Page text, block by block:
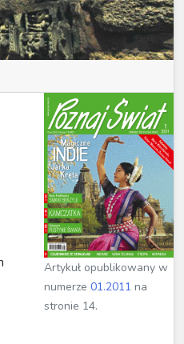
Artykuł opublikowany w
numerze01.2011 na
stronie 14.